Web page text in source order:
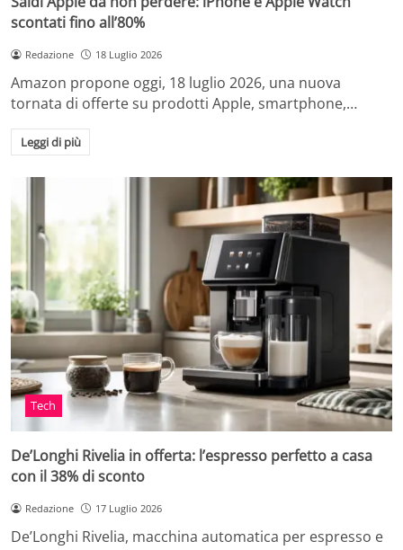
scontati fino all’80%
Redazione 18 Luglio 2026
Amazon propone oggi, 18 luglio 2026, una nuova
tornata di offerte su prodotti Apple, smartphone,…
Leggi di più
Tech
De’Longhi Rivelia in offerta: l’espresso perfetto a casa
con il 38% di sconto
Redazione 17 Luglio 2026
De’Longhi Rivelia, macchina automatica per espresso e